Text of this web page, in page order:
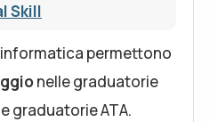
Skill
permettono
nelle graduatorie
graduatorie ATA.